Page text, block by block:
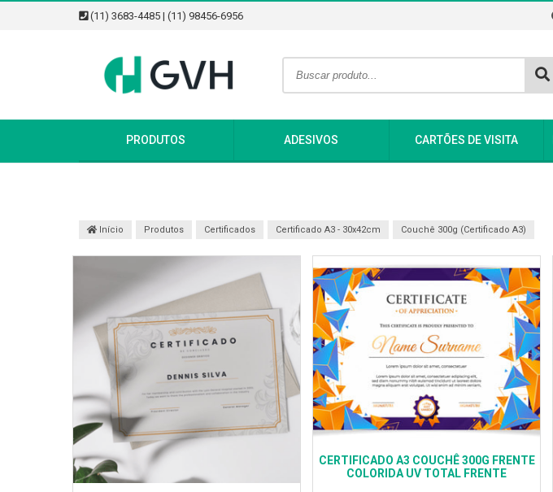
(11) 3683-4485 | (11) 98456-6956
PRODUTOS ADESIVOS CARTÕES DE VISITA
Início Produtos Certificados Certificado A3 - 30x42cm Couchê 300g (Certificado A3)
CERTIFICADO A3 COUCHÊ 300G FRENTE
COLORIDA UV TOTAL FRENTE